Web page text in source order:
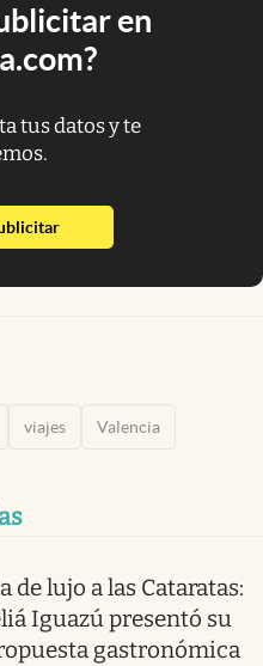
en
tus datos y te
abre en nueva pestaña
viajes Valencia
de lujo a las Cataratas:
Iguazú presentó su
gastronómica